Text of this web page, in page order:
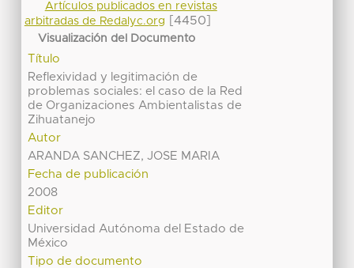
Artículos publicados en revistas
arbitradas de Redalyc.org
[4450]
Visualización del Documento
Título
Reflexividad y legitimación de
problemas sociales: el caso de la Red
de Organizaciones Ambientalistas de
Zihuatanejo
Autor
ARANDA SANCHEZ, JOSE MARIA
Fecha de publicación
2008
Editor
Universidad Autónoma del Estado de
México
Tipo de documento